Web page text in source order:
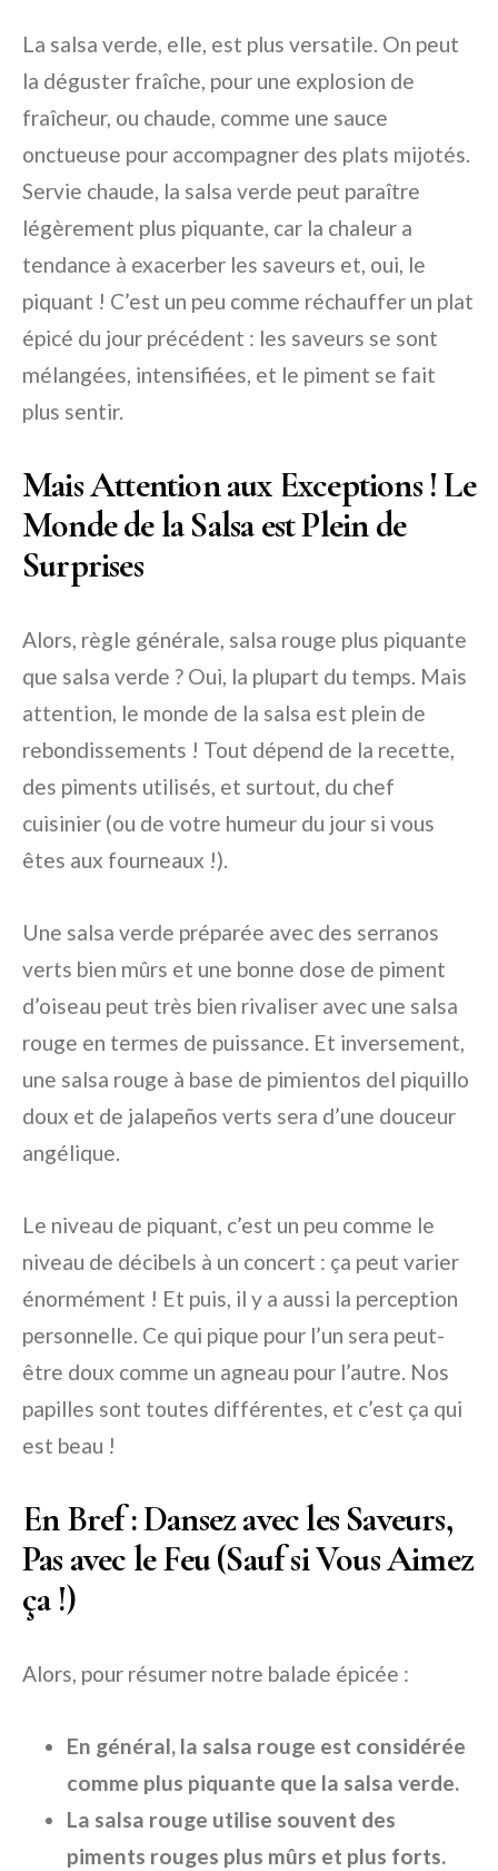
La salsa verde, elle, est plus versatile. On peut
la déguster fraîche, pour une explosion de
fraîcheur, ou chaude, comme une sauce
onctueuse pour accompagner des plats mijotés.
Servie chaude, la salsa verde peut paraître
légèrement plus piquante, car la chaleur a
tendance à exacerber les saveurs et, oui, le
piquant ! C’est un peu comme réchauffer un plat
épicé du jour précédent : les saveurs se sont
mélangées, intensifiées, et le piment se fait
plus sentir.
Mais Attention aux Exceptions ! Le
Monde de la Salsa est Plein de
Surprises
Alors, règle générale, salsa rouge plus piquante
que salsa verde ? Oui, la plupart du temps. Mais
attention, le monde de la salsa est plein de
rebondissements ! Tout dépend de la recette,
des piments utilisés, et surtout, du chef
cuisinier (ou de votre humeur du jour si vous
êtes aux fourneaux !).
Une salsa verde préparée avec des serranos
verts bien mûrs et une bonne dose de piment
d’oiseau peut très bien rivaliser avec une salsa
rouge en termes de puissance. Et inversement,
une salsa rouge à base de pimientos del piquillo
doux et de jalapeños verts sera d’une douceur
angélique.
Le niveau de piquant, c’est un peu comme le
niveau de décibels à un concert : ça peut varier
énormément ! Et puis, il y a aussi la perception
personnelle. Ce qui pique pour l’un sera peut-
être doux comme un agneau pour l’autre. Nos
papilles sont toutes différentes, et c’est ça qui
est beau !
En Bref : Dansez avec les Saveurs,
Pas avec le Feu (Sauf si Vous Aimez
ça !)
Alors, pour résumer notre balade épicée :
En général, la salsa rouge est considérée
comme plus piquante que la salsa verde.
La salsa rouge utilise souvent des
piments rouges plus mûrs et plus forts.